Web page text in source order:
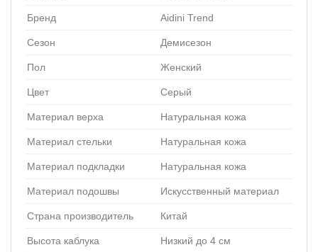
Бренд Aidini Trend
Сезон Демисезон
Пол Женский
Цвет Серый
Материал верха Натуральная кожа
Материал стельки Натуральная кожа
Материал подкладки Натуральная кожа
Материал подошвы Искусственный материал
Страна производитель Китай
Высота каблука Низкий до 4 см